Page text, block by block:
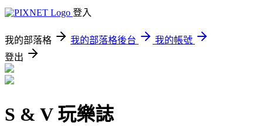
登入
我的部落格 我的部落格後台
我的帳號
登出
S & V 玩樂誌